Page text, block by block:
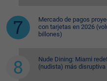
Mercado de pagos
con tarjetas en 2026
billones)
Nude Dining: Miami
(nudista) más disruptiva